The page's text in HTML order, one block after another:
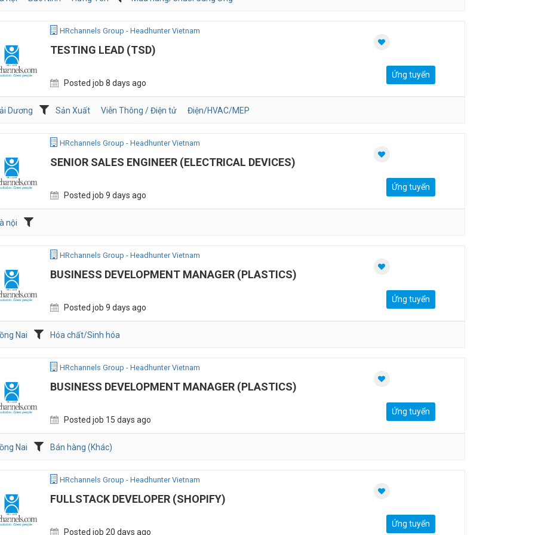
HRchannels Group - Headhunter Vietnam
TESTING LEAD (TSD)
Posted job 8 days ago
Ứng tuyển
Dương Sản Xuất Viễn Thông / Điện tử Điện/HVAC/MEP
HRchannels Group - Headhunter Vietnam
SENIOR SALES ENGINEER (ELECTRICAL DEVICES)
Posted job 9 days ago
Ứng tuyển
nội
HRchannels Group - Headhunter Vietnam
BUSINESS DEVELOPMENT MANAGER (PLASTICS)
Posted job 9 days ago
Ứng tuyển
Nai Hóa chất/Sinh hóa
HRchannels Group - Headhunter Vietnam
BUSINESS DEVELOPMENT MANAGER (PLASTICS)
Posted job 15 days ago
Ứng tuyển
Nai Bán hàng (Khác)
HRchannels Group - Headhunter Vietnam
FULLSTACK DEVELOPER (SHOPIFY)
Posted job 20 days ago
Ứng tuyển